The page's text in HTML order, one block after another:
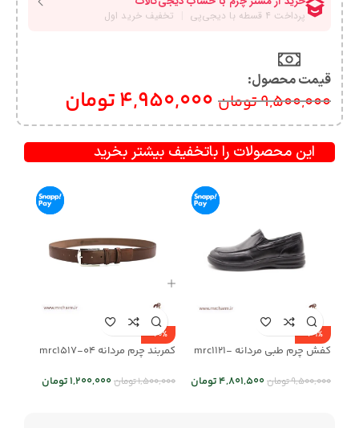
قیمت محصول:​
9,500,000تومان 4,950,000تومان
این محصولات را باتخفیف بیشتر بخرید
-49%
کفش چرم طبی مردانه mrc1121-
9,500,000تومان4,801,500تومان
-20%
کمربند چرم مردانه mrc1517-04
1,500,000تومان1,200,000تومان